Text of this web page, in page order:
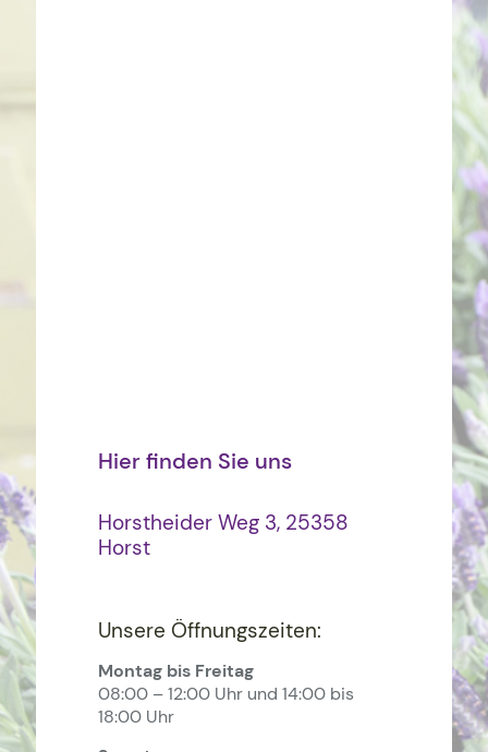
Hier finden Sie uns
Horstheider Weg 3, 25358
Horst
Unsere Öffnungszeiten:
Montag bis Freitag
08:00 – 12:00 Uhr und 14:00 bis
18:00 Uhr